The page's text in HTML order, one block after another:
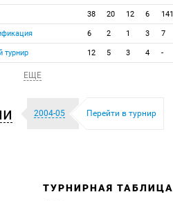
38 20 12 6 141
6 2 1 3 7
турнир 12 5 3 4 -
ЕЩЕ
2004-05 Перейти в турнир
ТУРНИРНАЯ ТАБЛИЦА